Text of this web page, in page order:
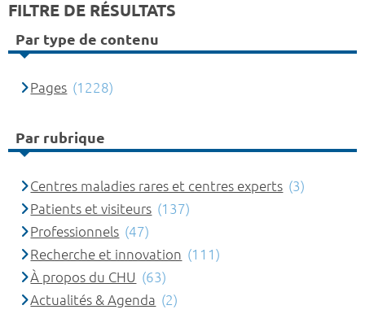
FILTRE DE RÉSULTATS
Par type de contenu
Pages (1228)
Par rubrique
Centres maladies rares et centres experts (3)
Patients et visiteurs (137)
Professionnels (47)
Recherche et innovation (111)
À propos du CHU (63)
Actualités & Agenda (2)